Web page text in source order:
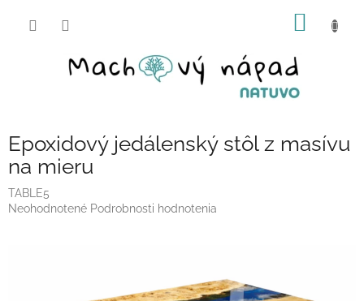
Epoxidový jedálenský stôl z masívu
na mieru
TABLE5
Priemerné
Neohodnotené Podrobnosti hodnotenia